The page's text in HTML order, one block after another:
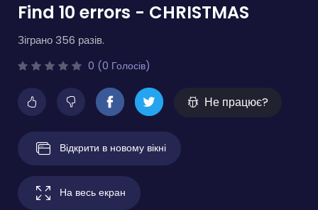
Find 10 errors - CHRISTMAS
Зіграно 356 разів.
0 (0 Голосів)
Не працює?
Відкрити в новому вікні
На весь екран